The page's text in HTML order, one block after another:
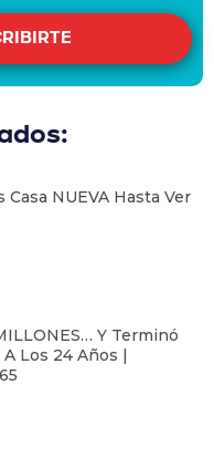
Casa NUEVA Hasta Ver
Y Terminó
Los 24 Años |